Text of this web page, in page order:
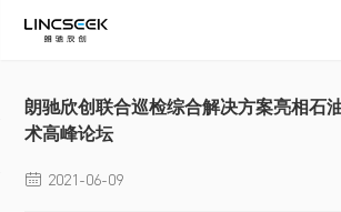
朗驰欣创联合巡检综合解决方案亮相石
术高峰论坛
 2021-06-09